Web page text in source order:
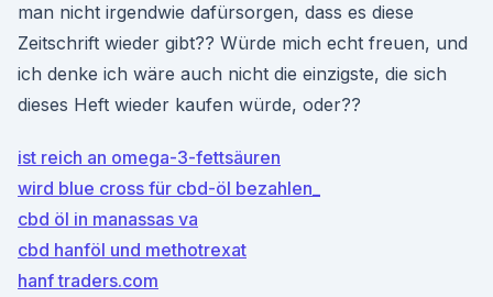
man nicht irgendwie dafürsorgen, dass es diese
Zeitschrift wieder gibt?? Würde mich echt freuen, und
ich denke ich wäre auch nicht die einzigste, die sich
dieses Heft wieder kaufen würde, oder??
ist reich an omega-3-fettsäuren
wird blue cross für cbd-öl bezahlen_
cbd öl in manassas va
cbd hanföl und methotrexat
hanf traders.com